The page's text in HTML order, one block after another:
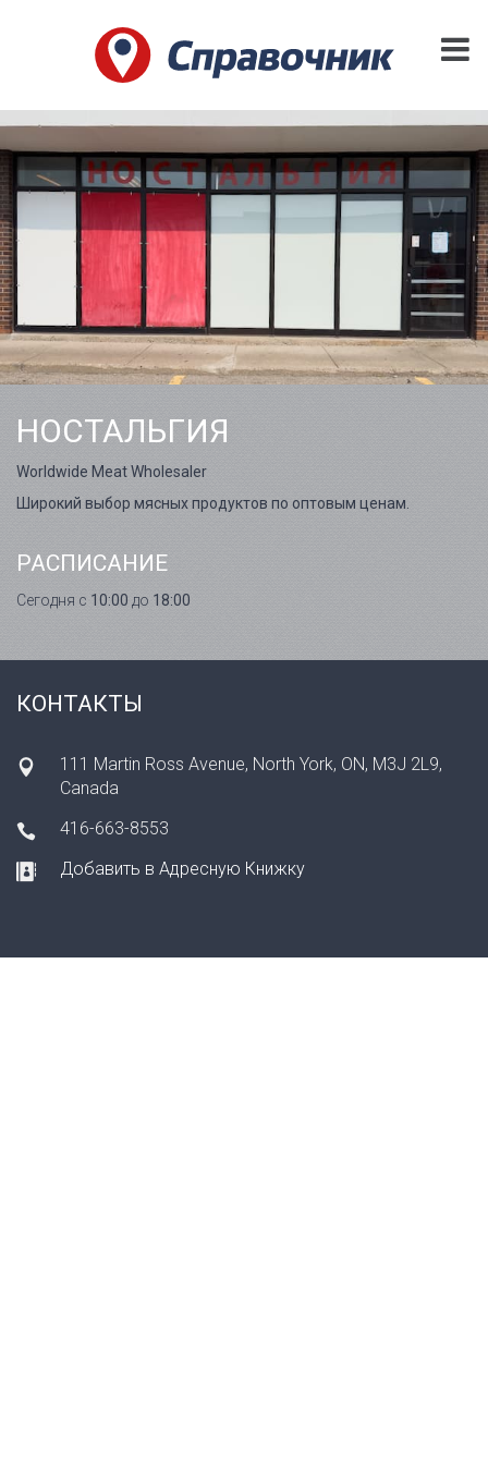
НОСТАЛЬГИЯ
Worldwide Meat Wholesaler
Широкий выбор мясных продуктов по оптовым ценам.
РАСПИСАНИЕ
Сегодня с 10:00 до 18:00
КОНТАКТЫ
111 Martin Ross Avenue, North York, ON, M3J 2L9,
Canada
416-663-8553
Добавить в Адресную Книжку